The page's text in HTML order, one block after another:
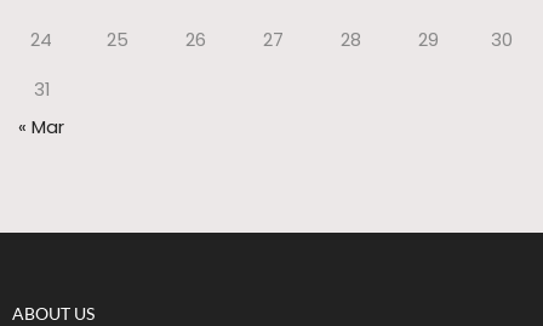
24
25 26 27 28 29
30
31
« Mar
ABOUT US